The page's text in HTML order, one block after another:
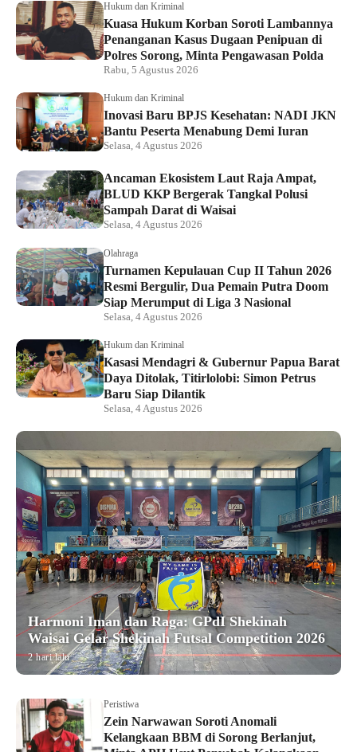
Hukum dan Kriminal
Kuasa Hukum Korban Soroti Lambannya
Penanganan Kasus Dugaan Penipuan di
Polres Sorong, Minta Pengawasan Polda
Rabu, 5 Agustus 2026
Hukum dan Kriminal
Inovasi Baru BPJS Kesehatan: NADI JKN
Bantu Peserta Menabung Demi Iuran
Selasa, 4 Agustus 2026
Ancaman Ekosistem Laut Raja Ampat,
BLUD KKP Bergerak Tangkal Polusi
Sampah Darat di Waisai
Selasa, 4 Agustus 2026
Olahraga
Turnamen Kepulauan Cup II Tahun 2026
Resmi Bergulir, Dua Pemain Putra Doom
Siap Merumput di Liga 3 Nasional
Selasa, 4 Agustus 2026
Hukum dan Kriminal
Kasasi Mendagri & Gubernur Papua Barat
Daya Ditolak, Titirlolobi: Simon Petrus
Baru Siap Dilantik
Selasa, 4 Agustus 2026
Harmoni Iman dan Raga: GPdI Shekinah
Waisai Gelar Shekinah Futsal Competition 2026
2 hari lalu
Peristiwa
Zein Narwawan Soroti Anomali
Kelangkaan BBM di Sorong Berlanjut,